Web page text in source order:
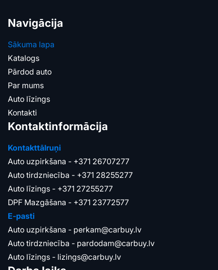
Navigācija
Sākuma lapa
Katalogs
Pārdod auto
Par mums
Auto līzings
Kontakti
Kontaktinformācija
Kontakttālruņi
Auto uzpirkšana - +371 26707277
Auto tirdzniecība - +371 28255277
Auto līzings - +371 27255277
DPF Mazgāšana - +371 23772577
E-pasti
Auto uzpirkšana - perkam@carbuy.lv
Auto tirdzniecība - pardodam@carbuy.lv
Auto līzings - lizings@carbuy.lv